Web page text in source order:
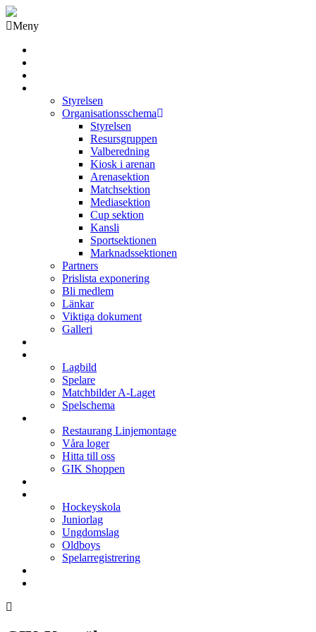
Meny
Styrelsen
Organisationsschema
Styrelsen
Resursgruppen
Valberedning
Kiosk i arenan
Arenasektion
Matchsektion
Mediasektion
Cup sektion
Kansli
Sportsektionen
Marknadssektionen
Partners
Prislista exponering
Bli medlem
Länkar
Viktiga dokument
Galleri
Lagbild
Spelare
Matchbilder A-Laget
Spelschema
Restaurang Linjemontage
Våra loger
Hitta till oss
GIK Shoppen
Hockeyskola
Juniorlag
Ungdomslag
Oldboys
Spelarregistrering